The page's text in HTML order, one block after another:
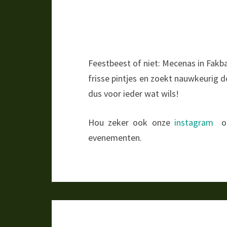
Feestbeest of niet: Mecenas in
frisse pintjes en zoekt nauwkeurig
dus voor ieder wat wils!
Hou zeker ook onze instagram
evenementen.